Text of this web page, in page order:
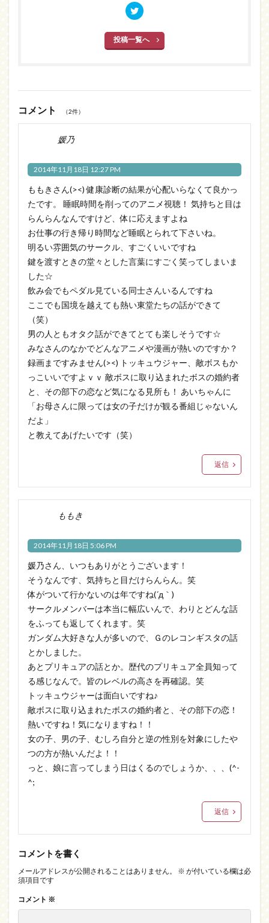
投稿一覧へ
コメント （2件）
媛乃
2014年11月18日 12:27 PM
ももきさん(><) 健康診断の結果が心配いらなくて良かっ
たです。 睡眠時間を削ってのアニメ視聴！ 気持ちと目は
らんらんなんですけど、体に応えますよね
お仕事の行き帰り時間など睡眠とられて下さいね。
明るい雰囲気のサークル、すごくいいですね
鍵を渡すときの堂々とした言葉にすごく笑ってしまいま
した☆
飲み会でもペダル見ている同士さんいるんですね
ここでも国境を越えても熱い東堂たちの話ができて
（笑）
男の人ともオタク話ができてとても楽しそうです☆
みなさんのなかでどんなアニメや漫画が熱いのですか？
録画まですみません(><) トッキュウジャー、敵ボスもか
っこいいですよｖｖ 敵ボスに取り込まれたボスの婚約者
と、その部下の恋など気になる見所も！ あいちゃんに
「お母さんに限っては女の子だけが観る番組じゃないん
だよ 」
と教えてあげたいです（笑）
返信
ももき
2014年11月18日 5:06 PM
媛乃さん、いつもありがとうございます！
そうなんです、気持ちと目だけらんらん。笑
体がついて行かないのは年ですね(´д｀)
サークルメンバーは本当に幅広いんで、わりとどんな話
をふっても返してくれます。笑
ガンダム大好きな人が多いので、Ｇのレコンギスタの話
とかしました。
あとプリキュアの話とか。歴代のプリキュア全員知って
る感じなんで。皆のレベルの高さを再確認。笑
トッキュウジャーは面白いですね♪
敵ボスに取り込まれたボスの婚約者と、その部下の恋！
熱いですね！気になりますね！！
女の子、男の子、むしろ自分と逆の性別を対象にしたや
つの方が熱いんだよ！！
っと、娘に言ってしまう日はくるのでしょうか、、、(^-
^;
返信
コメントを書く
メールアドレスが公開されることはありません。 ※ が付いている欄は必
須項目です
コメント ※